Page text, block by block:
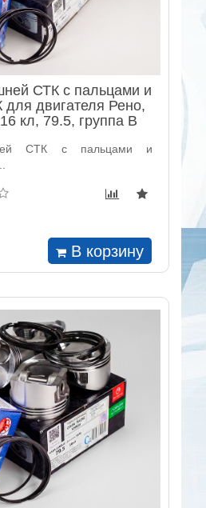
СТК с пальцами и
для двигателя Рено,
кл, 79.5, группа B
СТК с пальцами и
В корзину